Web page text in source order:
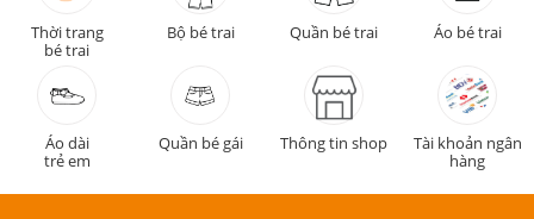
Thời trang
bé trai
Bộ bé trai Quần bé trai Áo bé trai
Áo dài
trẻ em
Quần bé gái Thông tin shop
Tài khoản ngân
hàng